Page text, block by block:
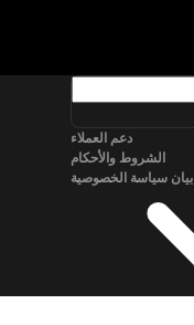
دعم العملاء
الشروط والأحكام
بيان سياسة الخصوصية